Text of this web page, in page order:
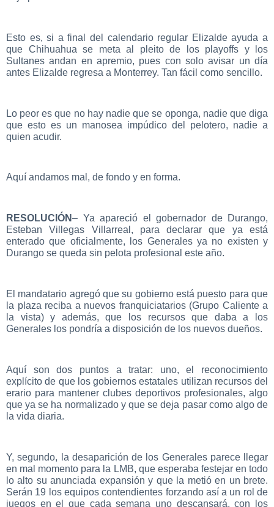
Esto es, si a final del calendario regular Elizalde ayuda a
que Chihuahua se meta al pleito de los playoffs y los
Sultanes andan en apremio, pues con solo avisar un día
antes Elizalde regresa a Monterrey. Tan fácil como sencillo.
Lo peor es que no hay nadie que se oponga, nadie que diga
que esto es un manosea impúdico del pelotero, nadie a
quien acudir.
Aquí andamos mal, de fondo y en forma.
RESOLUCIÓN– Ya apareció el gobernador de Durango,
Esteban Villegas Villarreal, para declarar que ya está
enterado que oficialmente, los Generales ya no existen y
Durango se queda sin pelota profesional este año.
El mandatario agregó que su gobierno está puesto para que
la plaza reciba a nuevos franquiciatarios (Grupo Caliente a
la vista) y además, que los recursos que daba a los
Generales los pondría a disposición de los nuevos dueños.
Aquí son dos puntos a tratar: uno, el reconocimiento
explícito de que los gobiernos estatales utilizan recursos del
erario para mantener clubes deportivos profesionales, algo
que ya se ha normalizado y que se deja pasar como algo de
la vida diaria.
Y, segundo, la desaparición de los Generales parece llegar
en mal momento para la LMB, que esperaba festejar en todo
lo alto su anunciada expansión y que la metió en un brete.
Serán 19 los equipos contendientes forzando así a un rol de
juegos en el que cada semana uno descansará, con los